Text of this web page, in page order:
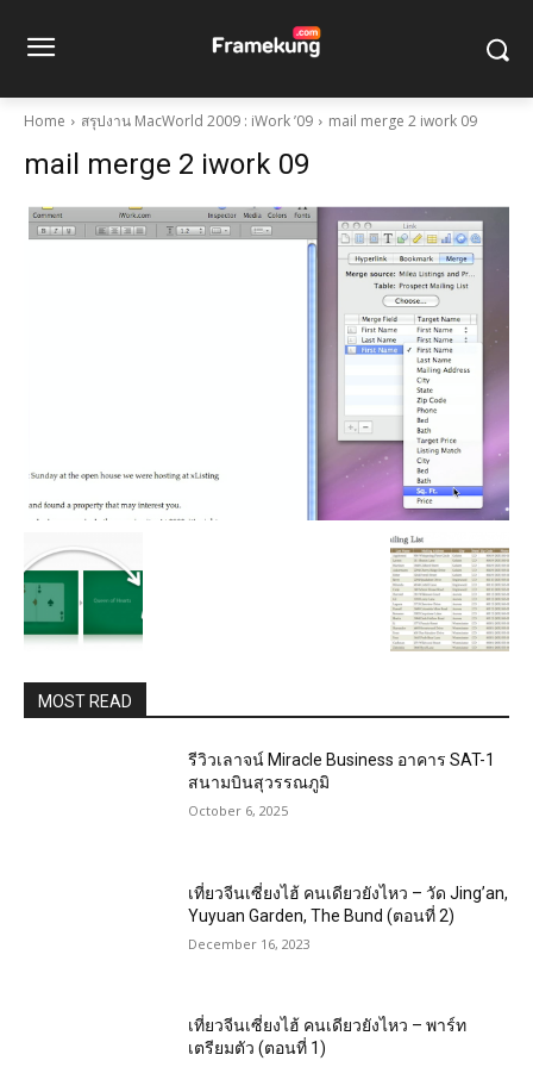
Home สรุปงาน MacWorld 2009 : iWork ’09 mail merge 2 iwork 09
mail merge 2 iwork 09
MOST READ
รีวิวเลาจน์ Miracle Business อาคาร SAT-1
สนามบินสุวรรณภูมิ
October 6, 2025
เที่ยวจีนเซี่ยงไฮ้ คนเดียวยังไหว – วัด Jing’an,
Yuyuan Garden, The Bund (ตอนที่ 2)
December 16, 2023
เที่ยวจีนเซี่ยงไฮ้ คนเดียวยังไหว – พาร์ท
เตรียมตัว (ตอนที่ 1)